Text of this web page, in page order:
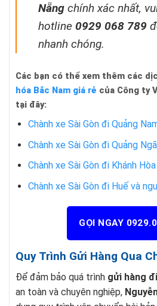
Nẵng chính xác nhất,
hotline 0929 068 789
nhanh chóng.
Các bạn có thể xem thêm các
hóa Bắc Nam giá rẻ của Công ty
tại đây:
Chành xe Sài Gòn đi Quảng
Chành xe Sài Gòn đi Quảng
Chành xe Sài Gòn đi Khánh Hòa
Chành xe Sài Gòn đi Huế và
GỌI NGAY
Quy Trình Gửi Hàng Qua
Để đảm bảo quá trình gửi hàng
an toàn và chuyên nghiệp,